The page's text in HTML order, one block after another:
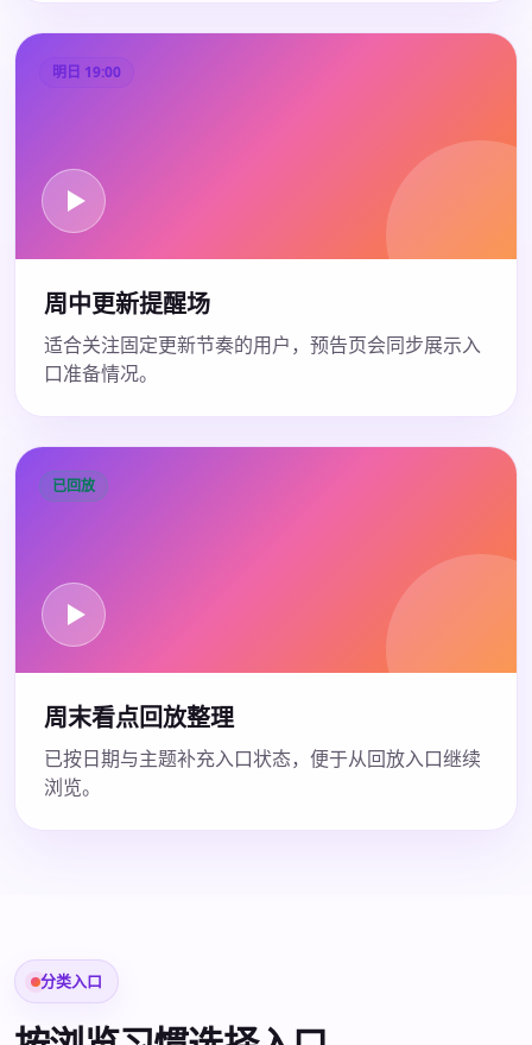
明日 19:00
周中更新提醒场
适合关注固定更新节奏的用户，预告页会同步展示入
口准备情况。
已回放
周末看点回放整理
已按日期与主题补充入口状态，便于从回放入口继续
浏览。
分类入口